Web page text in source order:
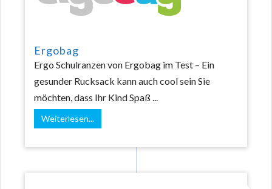
Ergobag
Ergo Schulranzen von Ergobag im Test – Ein
gesunder Rucksack kann auch cool sein Sie
möchten, dass Ihr Kind Spaß ...
Weiterlesen...